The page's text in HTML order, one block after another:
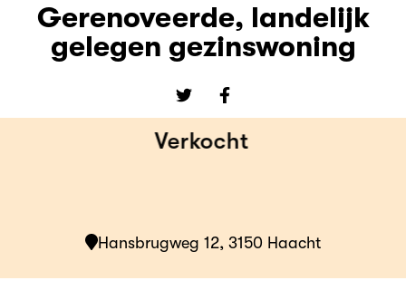
Verkocht
Gerenoveerde, landelijk
gelegen gezinswoning
Hansbrugweg 12, 3150 Haacht